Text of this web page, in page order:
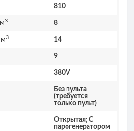
810
3 8
м3 14
9
380V
Без пульта
(требуется
только пульт)
Открытая; С
парогенератором